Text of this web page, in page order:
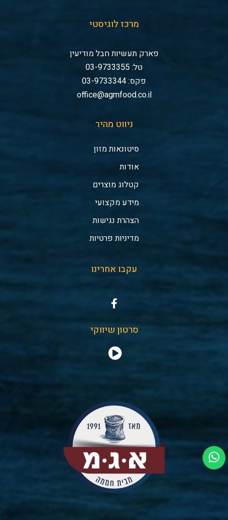
מרכז לוגיסטי
פארק תעשיות חבל מודיעין
טל: 03-9733355
פקס: 03-9733344
office@agmfood.co.il
ניווט מהיר
סיטונאות מזון
אודות
קטלוג מוצרים
מידע מקצועי
הצהרת נגישות
מדיניות פרטיות
עקבו אחרינו
סרטון שיווקי